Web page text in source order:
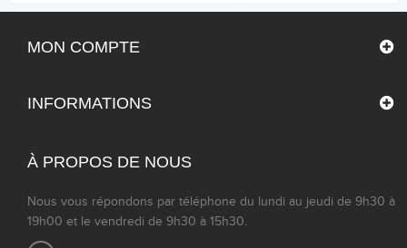
MON COMPTE
INFORMATIONS
À PROPOS DE NOUS
Nous vous répondons par téléphone du lundi au jeudi de 9h30 à
19h00 et le vendredi de 9h30 à 15h30.